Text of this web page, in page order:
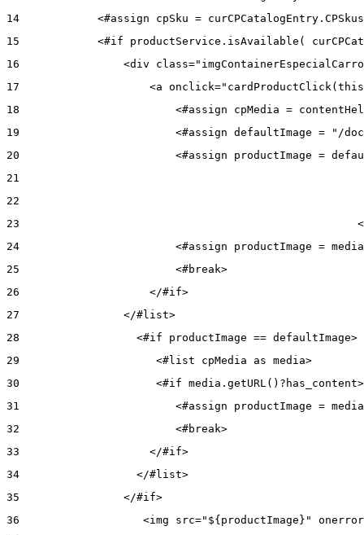
14
<#assign cpSku =
15
<#if productService.isAvailable(
16
<div
17
<a
18
<#assign cpMedia =
19
<#assign defaultImage = "/
20
<#assign productImage =
21
22
23
24
<#assign productImage =
25
                        <#break>
26
                    </#if>
27
                </#list>
28
                  <#if productImage == defaultImage>
29
                     <#list cpMedia as media>
30
<#if
31
<#assign productImage =
32
                        <#break>
33
                    </#if>
34
                  </#list>
35
                </#if>
36
<img src="${productImage}"